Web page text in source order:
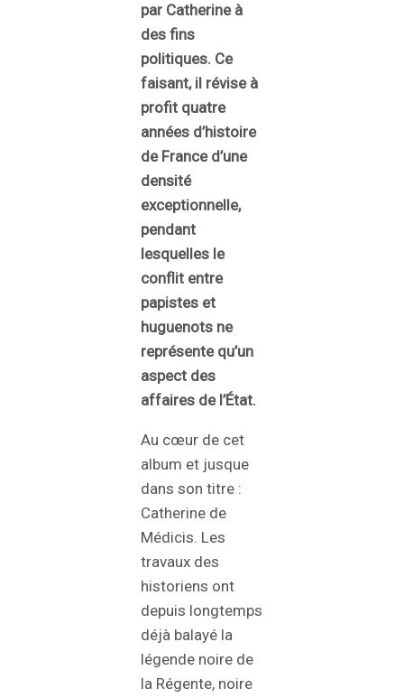
par Catherine à
des fins
politiques. Ce
faisant, il révise à
profit quatre
années d’histoire
de France d’une
densité
exceptionnelle,
pendant
lesquelles le
conflit entre
papistes et
huguenots ne
représente qu’un
aspect des
affaires de l’État.
Au cœur de cet
album et jusque
dans son titre :
Catherine de
Médicis. Les
travaux des
historiens ont
depuis longtemps
déjà balayé la
légende noire de
la Régente, noire